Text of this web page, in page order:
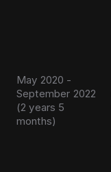
May 2020 -
September 2022
(2 years 5
months)